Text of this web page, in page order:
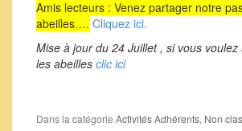
Amis lecteurs : Venez partager notre
abeilles…. Cliquez ici.
Mise à jour du 24 Juillet , si vous
les abeilles clic ici
Dans la catégorie Activités Adhérents, Non